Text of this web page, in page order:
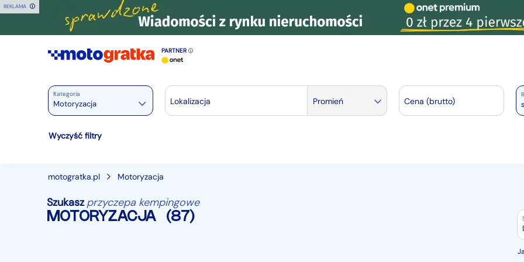
REKLAMA
PARTNER
Kategoria
Motoryzacja
Motoryzacja
Osobowe
28375
Dostawcze 3543
Lokalizacja Promień Cena (brutto)
Wyczyść filtry
motogratka.pl Motoryzacja
Szukasz przyczepa kempingowe
MOTORYZACJA (87)